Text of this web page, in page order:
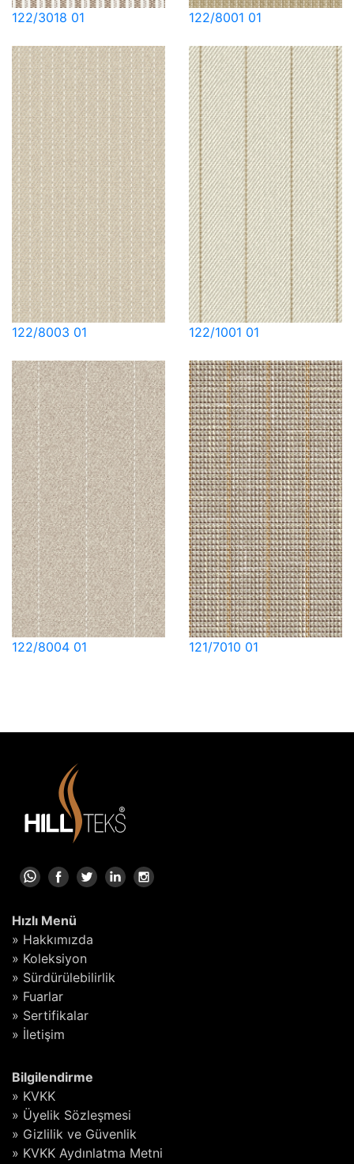
122/3018 01 122/8001 01
122/8003 01 122/1001 01
122/8004 01 121/7010 01
Hızlı Menü
» Hakkımızda
» Koleksiyon
» Sürdürülebilirlik
» Fuarlar
» Sertifikalar
» İletişim
Bilgilendirme
» KVKK
» Üyelik Sözleşmesi
» Gizlilik ve Güvenlik
» KVKK Aydınlatma Metni